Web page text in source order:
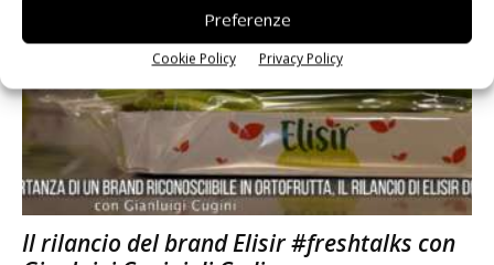
Preferenze
Cookie Policy Privacy Policy
Il rilancio del brand Elisir #freshtalks con